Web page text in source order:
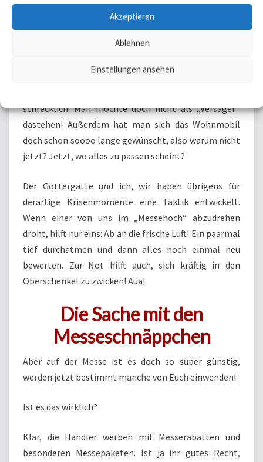
Akzeptieren
Ablehnen
Einstellungen ansehen
dabei sein. Nicht ausgegrenzt werden, auch zu den
„Glücklichen“ zählen. Selbst den Abgeklärtesten kann
es passieren, dass man in einen richtigen
Abend ohne Kaufvertrag, ohne die Aussicht auf das
schrecklich. Man möchte doch nicht als „Versager“
dastehen! Außerdem hat man sich das Wohnmobil
doch schon soooo lange gewünscht, also warum nicht
jetzt? Jetzt, wo alles zu passen scheint?
Der Göttergatte und ich, wir haben übrigens für
derartige Krisenmomente eine Taktik entwickelt.
Wenn einer von uns im „Messehoch“ abzudrehen
droht, hilft nur eins: Ab an die frische Luft! Ein paarmal
tief durchatmen und dann alles noch einmal neu
bewerten. Zur Not hilft auch, sich kräftig in den
Oberschenkel zu zwicken! Aua!
Die Sache mit den
Messeschnäppchen
Aber auf der Messe ist es doch so super günstig,
werden jetzt bestimmt manche von Euch einwenden!
Ist es das wirklich?
Klar, die Händler werben mit Messerabatten und
besonderen Messepaketen. Ist ja ihr gutes Recht,